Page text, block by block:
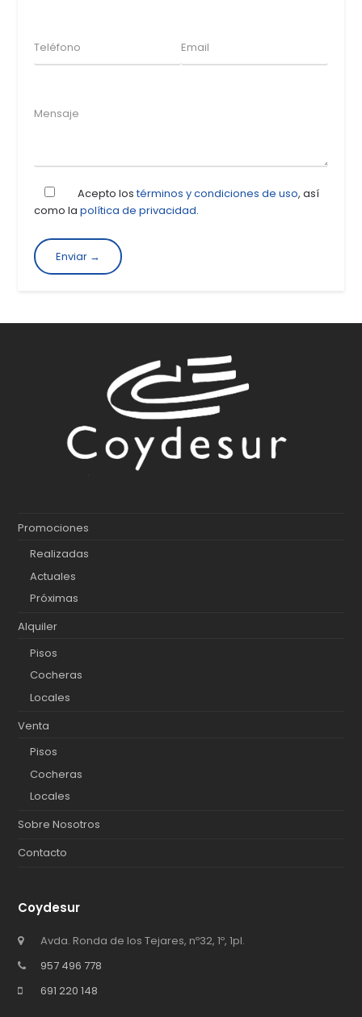
Acepto lostérminos y condiciones de uso, así
como lapolítica de privacidad.
Promociones
Realizadas
Actuales
Próximas
Alquiler
Pisos
Cocheras
Locales
Venta
Pisos
Cocheras
Locales
Sobre Nosotros
Contacto
Coydesur
Avda. Ronda de los Tejares, nº32, 1º, 1pl.
957 496 778
691 220 148